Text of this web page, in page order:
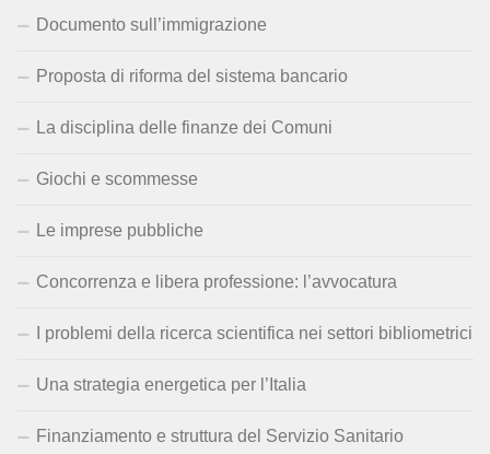
Documento sull’immigrazione
Proposta di riforma del sistema bancario
La disciplina delle finanze dei Comuni
Giochi e scommesse
Le imprese pubbliche
Concorrenza e libera professione: l’avvocatura
I problemi della ricerca scientifica nei settori bibliometrici
Una strategia energetica per l’Italia
Finanziamento e struttura del Servizio Sanitario